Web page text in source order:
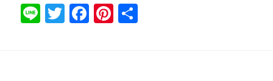
Li
T
F
Pi